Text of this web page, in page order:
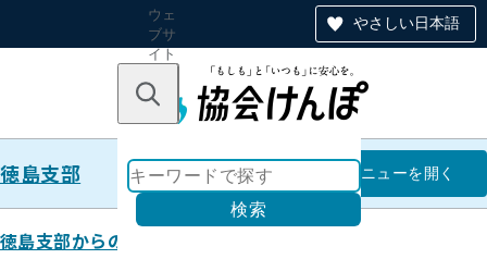
やさしい日本語
ウェ
ブサ
イト
のナ
ン
キーワードで探す
検索
徳島支部 徳島支部
メニューを開く
徳島支部からのお知らせ